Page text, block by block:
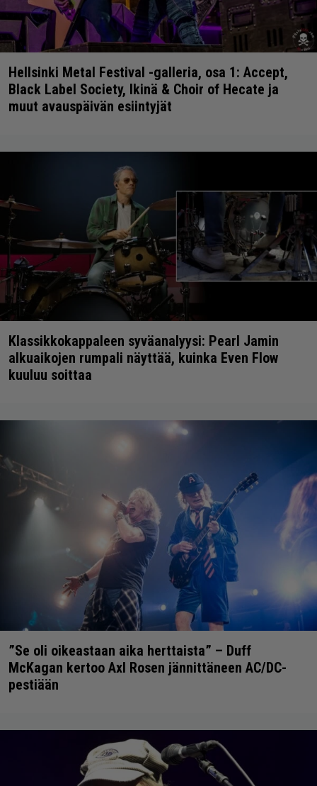
Hellsinki Metal Festival -galleria, osa 1: Accept,
Black Label Society, Ikinä & Choir of Hecate ja
muut avauspäivän esiintyjät
Klassikkokappaleen syväanalyysi: Pearl Jamin
alkuaikojen rumpali näyttää, kuinka Even Flow
kuuluu soittaa
”Se oli oikeastaan aika herttaista” – Duff
McKagan kertoo Axl Rosen jännittäneen AC/DC-
pestiään